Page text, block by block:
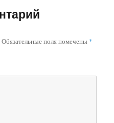
Обязательные поля помечены *